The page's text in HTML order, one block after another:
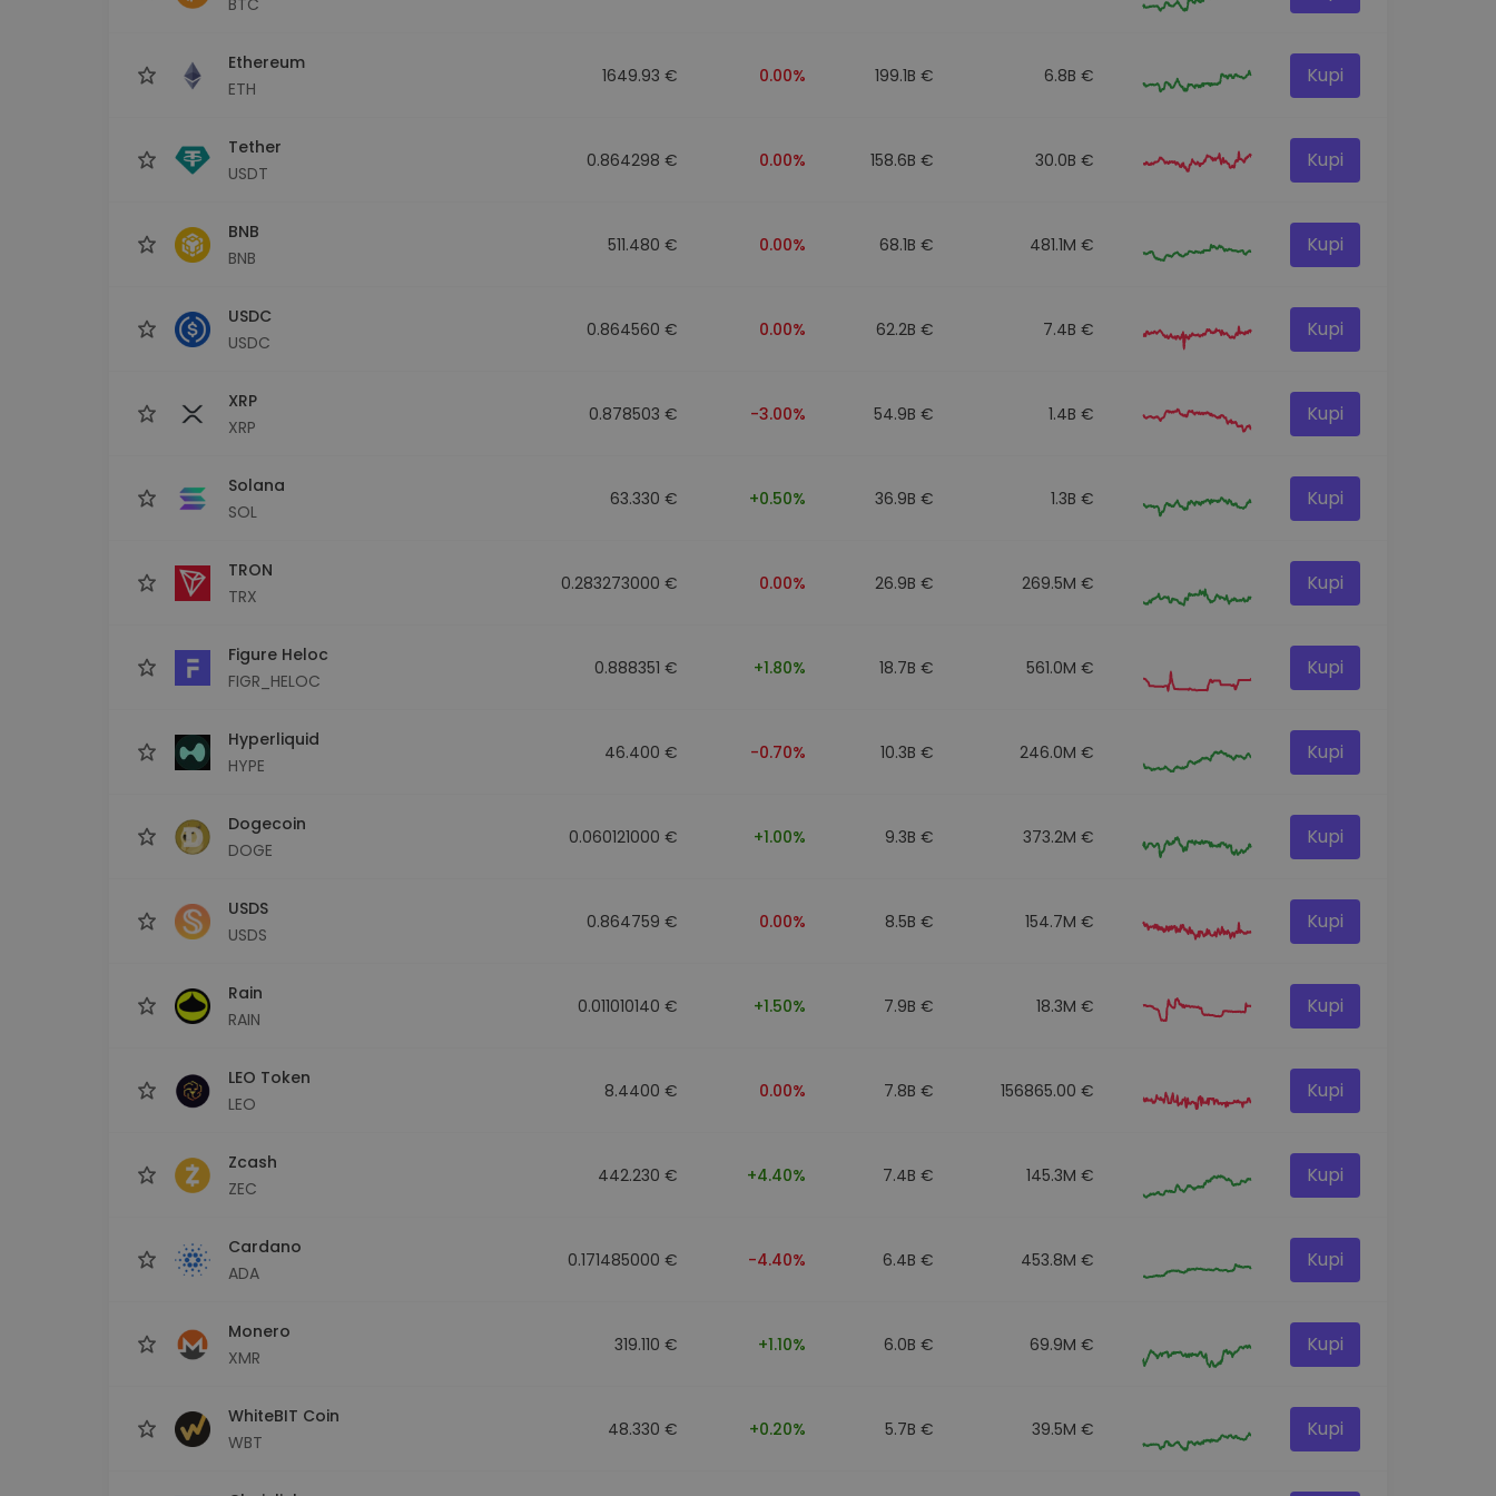
Ethereum
ETH
1649.93 € 0.00% 199.1B € 6.8B € Kupi
Tether
USDT
0.864298 € 0.00% 158.6B € 30.0B € Kupi
BNB
BNB
511.480 € 0.00% 68.1B € 481.1M € Kupi
USDC
USDC
0.864560 € 0.00% 62.2B € 7.4B € Kupi
XRP
XRP
0.878503 € -3.00% 54.9B € 1.4B € Kupi
Solana
SOL
63.330 € +0.50% 36.9B € 1.3B € Kupi
TRON
TRX
0.283273000 € 0.00% 26.9B € 269.5M € Kupi
Figure Heloc
FIGR_HELOC
0.888351 € +1.80% 18.7B € 561.0M € Kupi
Hyperliquid
HYPE
46.400 € -0.70% 10.3B € 246.0M € Kupi
Dogecoin
DOGE
0.060121000 € +1.00% 9.3B € 373.2M € Kupi
USDS
USDS
0.864759 € 0.00% 8.5B € 154.7M € Kupi
Rain
RAIN
0.011010140 € +1.50% 7.9B € 18.3M € Kupi
LEO Token
LEO
8.4400 € 0.00% 7.8B € 156865.00 € Kupi
Zcash
ZEC
442.230 € +4.40% 7.4B € 145.3M € Kupi
Cardano
ADA
0.171485000 € -4.40% 6.4B € 453.8M € Kupi
Monero
XMR
319.110 € +1.10% 6.0B € 69.9M € Kupi
WhiteBIT Coin
WBT
48.330 € +0.20% 5.7B € 39.5M € Kupi